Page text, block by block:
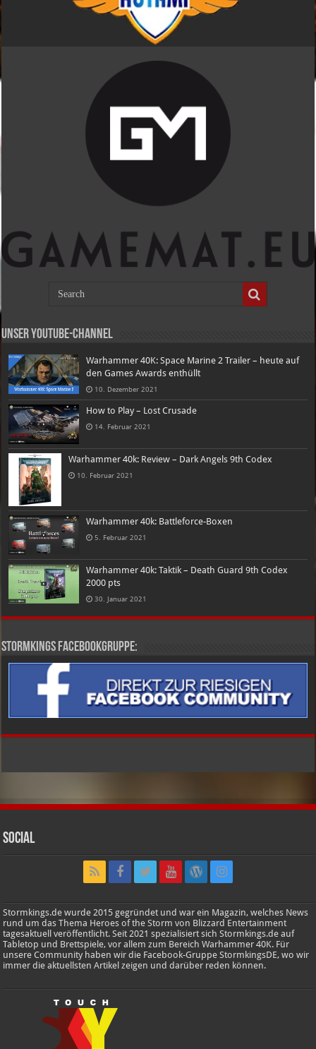
Unser Youtube-Channel
Warhammer 40K: Space Marine 2 Trailer – heute auf
den Games Awards enthüllt
10. Dezember 2021
How to Play – Lost Crusade
14. Februar 2021
Warhammer 40k: Review – Dark Angels 9th Codex
10. Februar 2021
Warhammer 40k: Battleforce-Boxen
5. Februar 2021
Warhammer 40k: Taktik – Death Guard 9th Codex
2000 pts
30. Januar 2021
Stormkings Facebookgruppe:
Social
Stormkings.de wurde 2015 gegründet und war ein Magazin, welches News
rund um das Thema Heroes of the Storm von Blizzard Entertainment
tagesaktuell veröffentlicht. Seit 2021 spezialisiert sich Stormkings.de auf
Tabletop und Brettspiele, vor allem zum Bereich Warhammer 40K. Für
unsere Community haben wir die Facebook-Gruppe StormkingsDE, wo wir
immer die aktuellsten Artikel zeigen und darüber reden können.